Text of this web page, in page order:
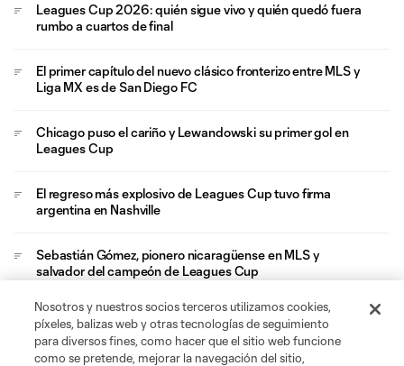
Leagues Cup 2026: quién sigue vivo y quién quedó fuera
rumbo a cuartos de final
El primer capítulo del nuevo clásico fronterizo entre MLS y
Liga MX es de San Diego FC
Chicago puso el cariño y Lewandowski su primer gol en
Leagues Cup
El regreso más explosivo de Leagues Cup tuvo firma
argentina en Nashville
Sebastián Gómez, pionero nicaragüense en MLS y
salvador del campeón de Leagues Cup
Eddie Segura y LAFC llevan el carácter agónico de MLS a
Leagues Cup
Nosotros y nuestros socios terceros utilizamos cookies,
píxeles, balizas web y otras tecnologías de seguimiento
para diversos fines, como hacer que el sitio web funcione
como se pretende, mejorar la navegación del sitio,